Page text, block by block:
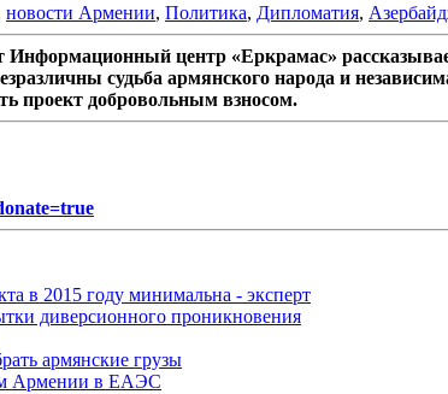
новости Армении, Политика, Дипломатия,
Информационный центр «Еркрамас»
судьба армянского народа и
проект добровольным взносом.
в 2015 году минимальна - эксперт
диверсионного проникновения
армянские грузы
Армении в ЕАЭС